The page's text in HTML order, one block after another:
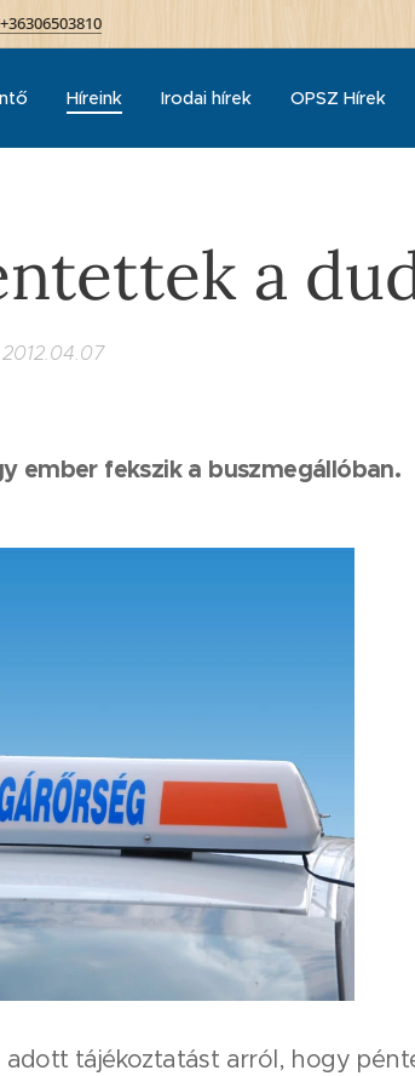
+36306503810
Híreink Irodai hírek OPSZ Hírek
a
2012.04.07
ember fekszik a buszmegállóban.
tájékoztatást arról, hogy